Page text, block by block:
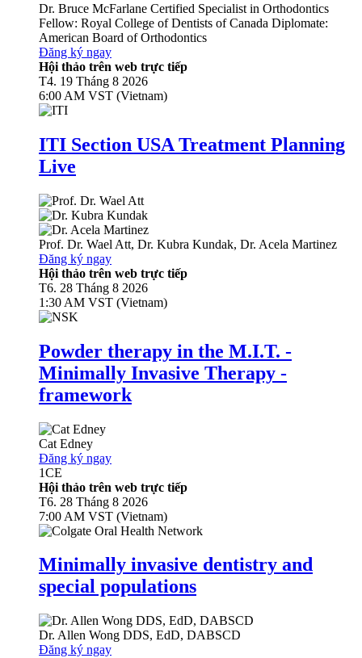
Dr. Bruce McFarlane Certified Specialist in Orthodontics
Fellow: Royal College of Dentists of Canada Diplomate:
American Board of Orthodontics
Đăng ký ngay
Hội thảo trên web trực tiếp
T4. 19 Tháng 8 2026
6:00 AM VST (Vietnam)
ITI Section USA Treatment Planning
Live
Prof. Dr. Wael Att, Dr. Kubra Kundak, Dr. Acela Martinez
Đăng ký ngay
Hội thảo trên web trực tiếp
T6. 28 Tháng 8 2026
1:30 AM VST (Vietnam)
Powder therapy in the M.I.T. -
Minimally Invasive Therapy -
framework
Cat Edney
Đăng ký ngay
1CE
Hội thảo trên web trực tiếp
T6. 28 Tháng 8 2026
7:00 AM VST (Vietnam)
Minimally invasive dentistry and
special populations
Dr. Allen Wong DDS, EdD, DABSCD
Đăng ký ngay